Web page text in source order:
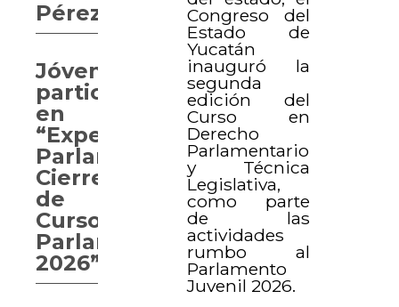
Congreso del
Estado de
Yucatán
inauguró la
segunda
edición del
Curso en
Derecho
Parlamentario
y Técnica
Legislativa,
como parte
de las
actividades
rumbo al
Parlamento
Juvenil 2026.
Pérez”
Jóvenes
participan
en
“Experiencia
Parlamentaria.
Cierre
de
Curso
Parlamentario
2026”